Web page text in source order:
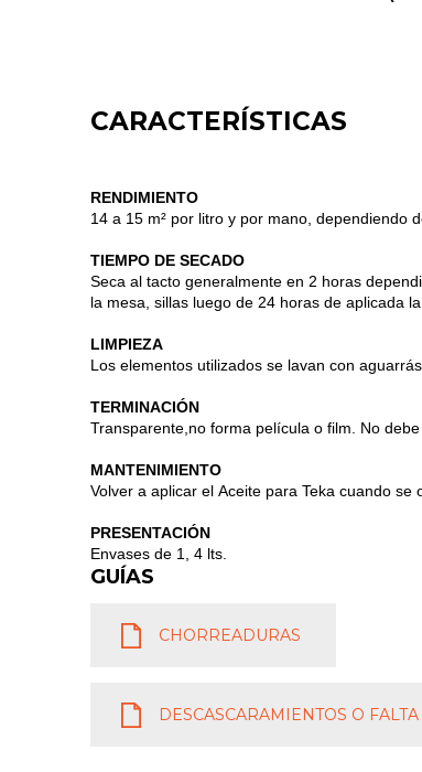
CARACTERÍSTICAS
RENDIMIENTO
14 a 15 m² por litro y por mano, dependiendo
TIEMPO DE SECADO
Seca al tacto generalmente en 2 horas
la mesa, sillas luego de 24 horas de aplicada
LIMPIEZA
Los elementos utilizados se lavan con
TERMINACIÓN
Transparente,no forma película o film. No
MANTENIMIENTO
Volver a aplicar el Aceite para Teka cuando
PRESENTACIÓN
Envases de 1, 4 lts.
GUÍAS
CHORREADURAS
DESCASCARAMIENTOS O